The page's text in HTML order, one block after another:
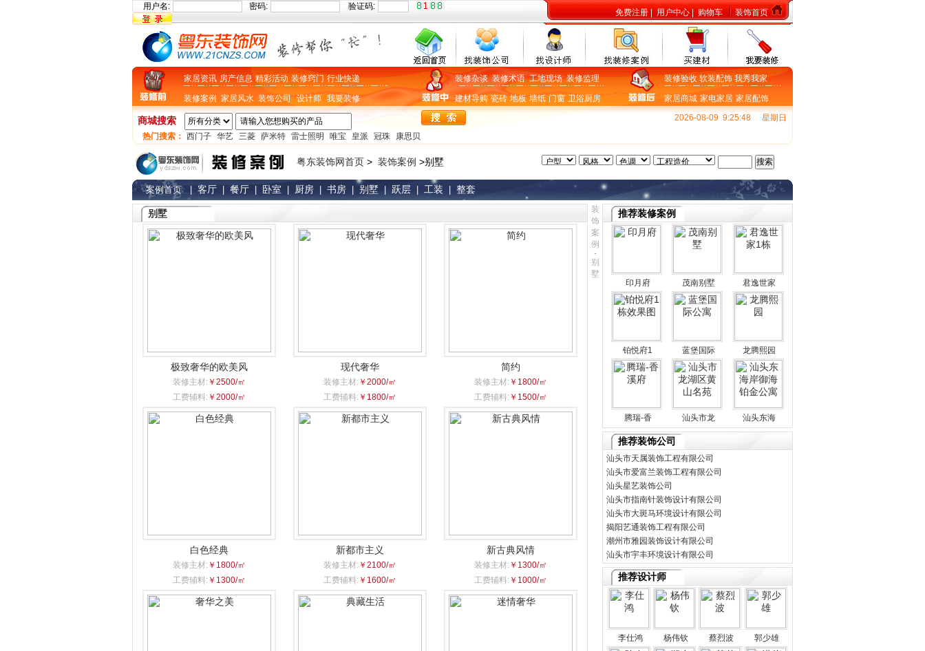
用户名: 密码: 验证码:
免费注册 用户中心 购物车 装饰首页
家居资讯 房产信息 精彩活动 装修窍门 行业快递 装修杂谈装修术语工地现场装修监理 装修验收 软装配饰 我秀我家
装修案例 家居风水 装饰公司 设计师 我要装修 建材导购 瓷砖 地板 墙纸 门窗 卫浴厨房 家居商城 家电家居 家居配饰
商城搜索 2026-08-09 9:25:48
星期日
热门搜索： 西门子 华艺 三菱 萨米特 雷士照明 唯宝 皇派 冠珠 康思贝
粤东装饰网首页 > 装饰案例 >别墅
案例首页 客厅 餐厅 卧室 厨房 书房 别墅 跃层 工装 整套
别墅
极致奢华的欧美风
装修主材: ￥2500/㎡
工费辅料: ￥2000/㎡
现代奢华
装修主材: ￥2000/㎡
工费辅料: ￥1800/㎡
简约
装修主材: ￥1800/㎡
工费辅料: ￥1500/㎡
白色经典
装修主材: ￥1800/㎡
工费辅料: ￥1300/㎡
新都市主义
装修主材: ￥2100/㎡
工费辅料: ￥1600/㎡
新古典风情
装修主材: ￥1300/㎡
工费辅料: ￥1000/㎡
装
饰
案
例
别
墅
推荐装修案例
印月府 茂南别墅 君逸世家
铂悦府1 蓝堡国际 龙腾熙园
腾瑞-香 汕头市龙 汕头东海
推荐装饰公司
汕头市天属装饰工程有限公司
汕头市爱富兰装饰工程有限公司
汕头星艺装饰公司
汕头市指南针装饰设计有限公司
汕头市大斑马环境设计有限公司
揭阳艺通装饰工程有限公司
潮州市雅园装饰设计有限公司
汕头市宇丰环境设计有限公司
推荐设计师
李仕鸿 杨伟钦 蔡烈波 郭少雄